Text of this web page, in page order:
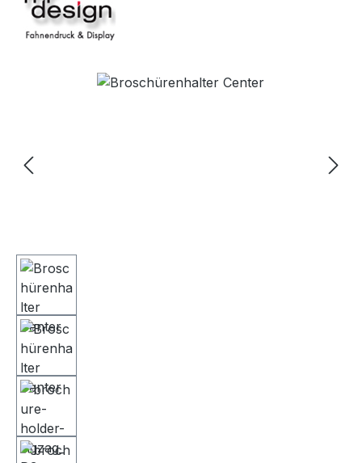
Bildergalerie überspringen